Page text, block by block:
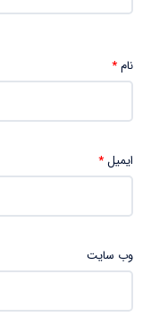
نام*
ایمیل*
وب‌ سایت